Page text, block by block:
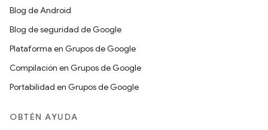
Blog de Android
Blog de seguridad de Google
Plataforma en Grupos de Google
Compilación en Grupos de Google
Portabilidad en Grupos de Google
OBTÉN AYUDA